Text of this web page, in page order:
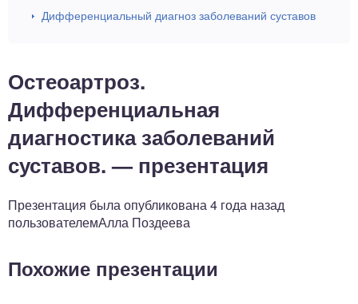
Дифференциальный диагноз заболеваний суставов
Остеоартроз.
Дифференциальная
диагностика заболеваний
суставов. — презентация
Презентация была опубликована 4 года назад
пользователемАлла Поздеева
Похожие презентации